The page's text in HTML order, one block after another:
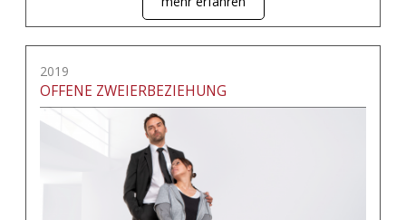
2019
OFFENE ZWEIERBEZIEHUNG